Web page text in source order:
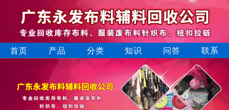
首页 产品 分类 知识 问答 联系